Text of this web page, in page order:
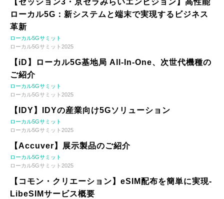
【セッション3・京セラみらいエンビジョン】高性能
ローカル5G：新システムと端末で実現するビジネス
革新
ローカル5Gサミット
ローカル5Gサミット2025
【iD】ローカル5G基地局 All-In-One、次世代機種の
ご紹介
ローカル5Gサミット
ローカル5Gサミット2025
【IDY】IDYの産業向け5Gソリューション
ローカル5Gサミット
ローカル5Gサミット2025
【Accuver】展示製品のご紹介
ローカル5Gサミット
ローカル5Gサミット2025
【コモン・クリエーション】eSIM配布を簡単に実現-
LibeSIMサービス概要